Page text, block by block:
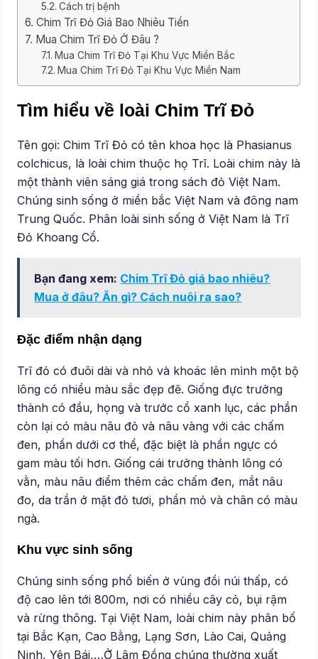
Cách trị bệnh
Chim Trĩ Đỏ Giá Bao Nhiêu Tiền
Mua Chim Trĩ Đỏ Ở Đâu ?
Mua Chim Trĩ Đỏ Tại Khu Vực Miền Bắc
Mua Chim Trĩ Đỏ Tại Khu Vực Miền Nam
Tìm hiểu về loài Chim Trĩ Đỏ
Tên gọi: Chim Trĩ Đỏ có tên khoa học là Phasianus
colchicus, là loài chim thuộc họ Trĩ. Loài chim này là
một thành viên sáng giá trong sách đỏ Việt Nam.
Chúng sinh sống ở miền bắc Việt Nam và đông nam
Trung Quốc. Phân loài sinh sống ở Việt Nam là Trĩ
Đỏ Khoang Cổ.
Bạn đang xem: Chim Trĩ Đỏ giá bao nhiêu?
Mua ở đâu? Ăn gì? Cách nuôi ra sao?
Đặc điểm nhận dạng
Trĩ đỏ có đuôi dài và nhỏ và khoác lên mình một bộ
lông có nhiều màu sắc đẹp đẽ. Giống đực trưởng
thành có đầu, họng và trước cổ xanh lục, các phần
còn lại có màu nâu đỏ và nâu vàng với các chấm
đen, phần dưới cơ thể, đặc biệt là phần ngực có
gam màu tối hơn. Giống cái trưởng thành lông có
vằn, màu nâu điểm thêm các chấm đen, mắt nâu
đo, da trần ở mặt đỏ tươi, phần mỏ và chân có màu
ngà.
Khu vực sinh sống
Chúng sinh sống phổ biến ở vùng đồi núi thấp, có
độ cao lên tới 800m, nơi có nhiều cây cỏ, bụi rậm
và rừng thông. Tại Việt Nam, loài chim này phân bố
tại Bắc Kạn, Cao Bằng, Lạng Sơn, Lào Cai, Quảng
Ninh, Yên Bái,…Ở Lâm Đồng chúng thường xuất